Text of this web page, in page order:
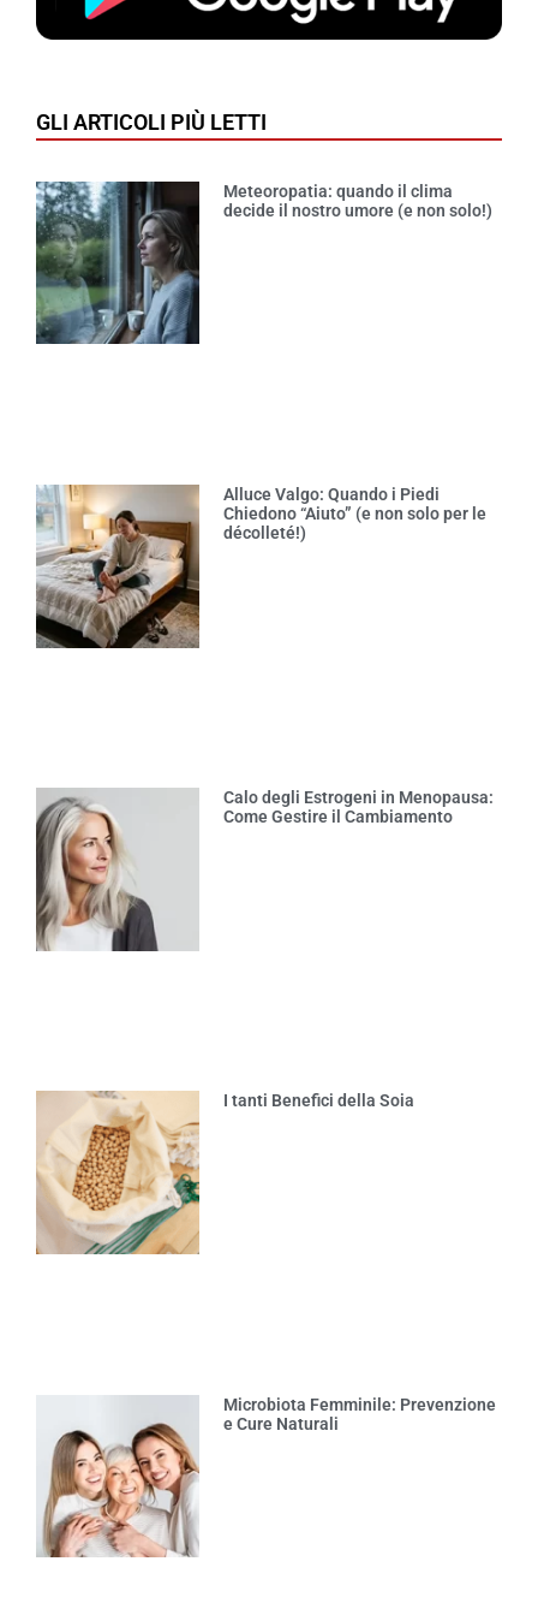
GLI ARTICOLI PIÙ LETTI
Meteoropatia: quando il clima
decide il nostro umore (e non solo!)
Alluce Valgo: Quando i Piedi
Chiedono “Aiuto” (e non solo per le
décolleté!)
Calo degli Estrogeni in Menopausa:
Come Gestire il Cambiamento
I tanti Benefici della Soia
Microbiota Femminile: Prevenzione
e Cure Naturali